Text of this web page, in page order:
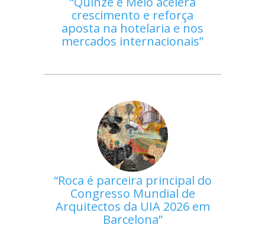
crescimento e reforça
aposta na hotelaria e nos
mercados internacionais
Roca é parceira principal do
Congresso Mundial de
Arquitectos da UIA 2026 em
Barcelona